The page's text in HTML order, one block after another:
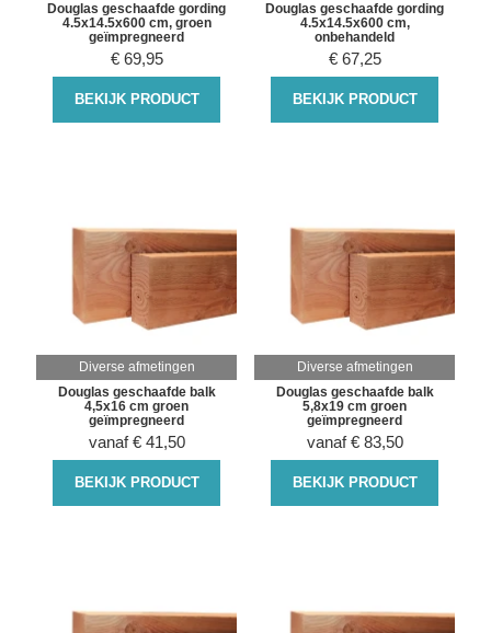
Douglas geschaafde gording
4.5x14.5x600 cm, groen
geïmpregneerd
€ 69,95
BEKIJK PRODUCT
Douglas geschaafde gording
4.5x14.5x600 cm,
onbehandeld
€ 67,25
BEKIJK PRODUCT
Diverse afmetingen
Douglas geschaafde balk
4,5x16 cm groen
geïmpregneerd
vanaf € 41,50
BEKIJK PRODUCT
Diverse afmetingen
Douglas geschaafde balk
5,8x19 cm groen
geïmpregneerd
vanaf € 83,50
BEKIJK PRODUCT